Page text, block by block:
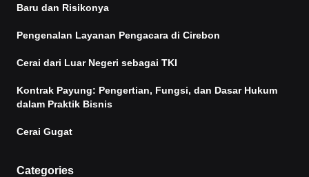
Baru dan Risikonya
Pengenalan Layanan Pengacara di Cirebon
Cerai dari Luar Negeri sebagai TKI
Kontrak Payung: Pengertian, Fungsi, dan Dasar Hukum
dalam Praktik Bisnis
Cerai Gugat
Categories